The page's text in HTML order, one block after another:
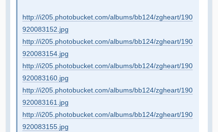
http://i205.photobucket.com/albums/bb124/zgheart/190
920083152.jpg
http://i205.photobucket.com/albums/bb124/zgheart/190
920083154.jpg
http://i205.photobucket.com/albums/bb124/zgheart/190
920083160.jpg
http://i205.photobucket.com/albums/bb124/zgheart/190
920083161.jpg
http://i205.photobucket.com/albums/bb124/zgheart/190
920083155.jpg